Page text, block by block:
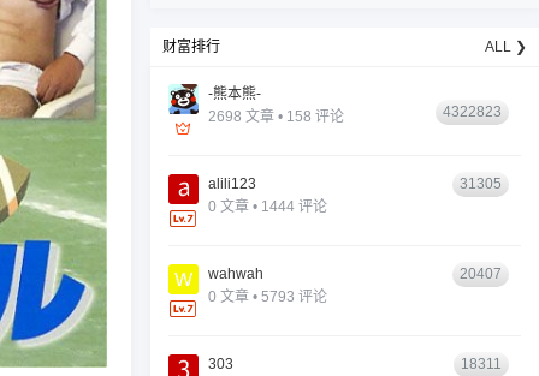
财富排行 ALL ❯
-熊本熊-
2698 文章 • 158 评论
4322823
alili123
0 文章 • 1444 评论
31305
wahwah
0 文章 • 5793 评论
20407
303
18311